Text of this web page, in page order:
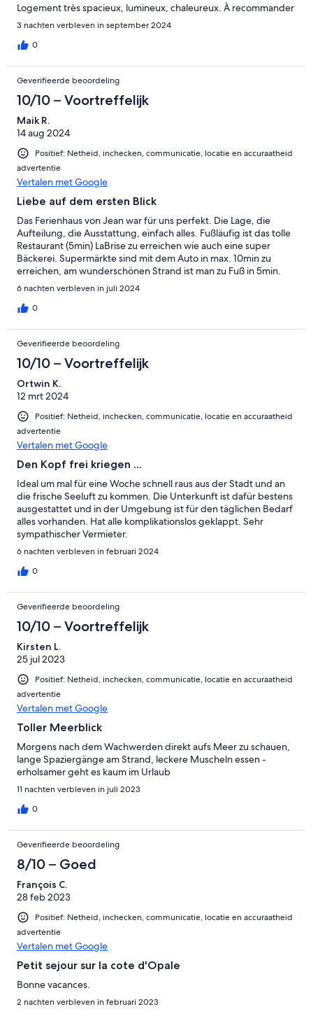
Logement très spacieux, lumineux, chaleureux. À recommander
3 nachten verbleven in september 2024
0
Geverifieerde beoordeling
10/10 – Voortreffelijk
Maik R.
14 aug 2024
Positief: Netheid, inchecken, communicatie, locatie en accuraatheid
advertentie
Vertalen met Google
Liebe auf dem ersten Blick
Das Ferienhaus von Jean war für uns perfekt. Die Lage, die
Aufteilung, die Ausstattung, einfach alles. Fußläufig ist das tolle
Restaurant (5min) LaBrise zu erreichen wie auch eine super
Bäckerei. Supermärkte sind mit dem Auto in max. 10min zu
erreichen, am wunderschönen Strand ist man zu Fuß in 5min.
Der Kontakt mit Jean war super einfach und freundlich.
6 nachten verbleven in juli 2024
0
Geverifieerde beoordeling
10/10 – Voortreffelijk
Ortwin K.
12 mrt 2024
Positief: Netheid, inchecken, communicatie, locatie en accuraatheid
advertentie
Vertalen met Google
Den Kopf frei kriegen ...
Ideal um mal für eine Woche schnell raus aus der Stadt und an
die frische Seeluft zu kommen. Die Unterkunft ist dafür bestens
ausgestattet und in der Umgebung ist für den täglichen Bedarf
alles vorhanden. Hat alle komplikationslos geklappt. Sehr
sympathischer Vermieter.
6 nachten verbleven in februari 2024
0
Geverifieerde beoordeling
10/10 – Voortreffelijk
Kirsten L.
25 jul 2023
Positief: Netheid, inchecken, communicatie, locatie en accuraatheid
advertentie
Vertalen met Google
Toller Meerblick
Morgens nach dem Wachwerden direkt aufs Meer zu schauen,
lange Spaziergänge am Strand, leckere Muscheln essen -
erholsamer geht es kaum im Urlaub
11 nachten verbleven in juli 2023
0
Geverifieerde beoordeling
8/10 – Goed
François C.
28 feb 2023
Positief: Netheid, inchecken, communicatie, locatie en accuraatheid
advertentie
Vertalen met Google
Petit sejour sur la cote d'Opale
Bonne vacances.
2 nachten verbleven in februari 2023